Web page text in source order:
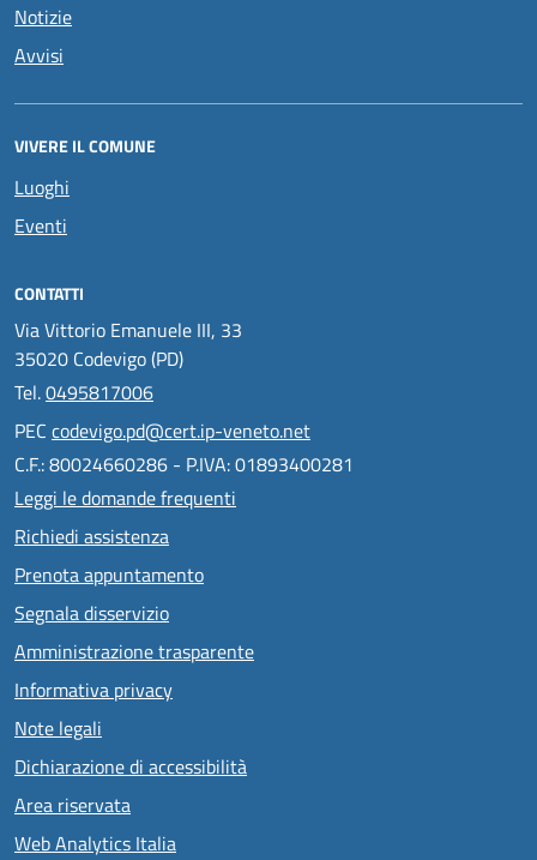
Notizie
Avvisi
VIVERE IL COMUNE
Luoghi
Eventi
CONTATTI
Via Vittorio Emanuele III, 33
35020 Codevigo (PD)
Tel.0495817006
PEC codevigo.pd@cert.ip-veneto.net
C.F.: 80024660286 - P.IVA: 01893400281
Leggi le domande frequenti
Richiedi assistenza
Prenota appuntamento
Segnala disservizio
Amministrazione trasparente
Informativa privacy
Note legali
Dichiarazione di accessibilità
Area riservata
Web Analytics Italia